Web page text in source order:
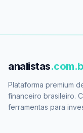
analistas
Plataforma premium
financeiro brasileiro.
ferramentas para